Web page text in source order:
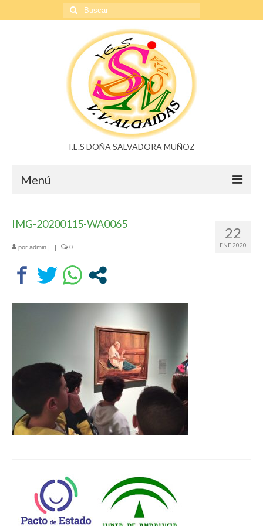
Buscar
por:
I.E.S DOÑA SALVADORA MUÑOZ
Menú
Departamentos
Educación física
Ciencias Naturales
Inglés
Religión
Orientación educativa
Historia
Profesorado
22
ENE 2020
IMG-20200115-WA0065
por admin | | 0